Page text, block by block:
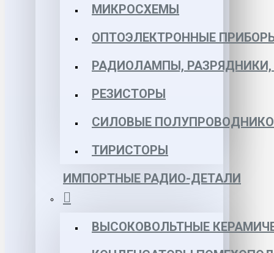
МИКРОСХЕМЫ
ОПТОЭЛЕКТРОННЫЕ
РАДИОЛАМПЫ,
РЕЗИСТОРЫ
СИЛОВЫЕ
ТИРИСТОРЫ
ИМПОРТНЫЕ РАДИО-ДЕТАЛИ
ВЫСОКОВОЛЬТНЫЕ